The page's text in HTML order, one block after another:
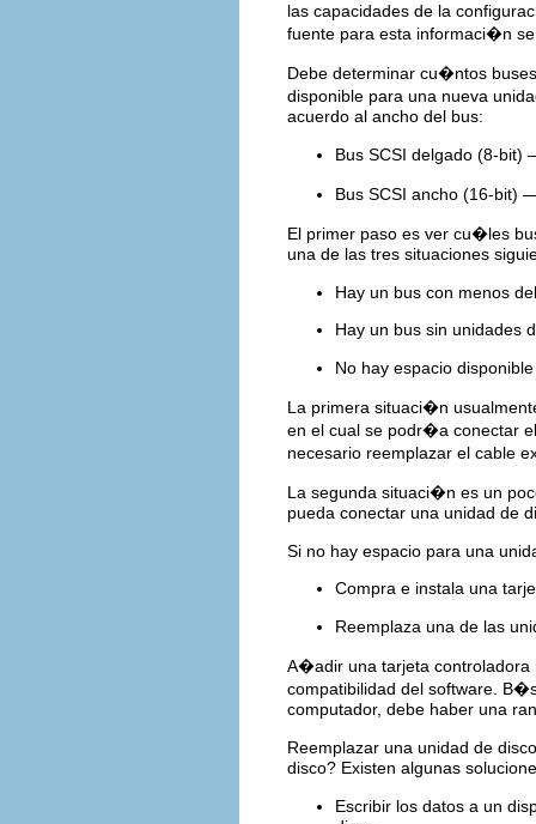
las capacidades de la
fuente para esta informaci�n
Debe determinar cu�ntos
disponible para una nueva
acuerdo al ancho del bus:
Bus SCSI delgado (8-
Bus SCSI ancho (16-bit)
El primer paso es ver cu�les
una de las tres situaciones
Hay un bus con menos
Hay un bus sin unidades
No hay espacio
La primera situaci�n
en el cual se podr�a conectar
necesario reemplazar el cable
La segunda situaci�n es un
pueda conectar una unidad de
Si no hay espacio para una
Compra e instala una
Reemplaza una de las
A�adir una tarjeta controladora
compatibilidad del software.
computador, debe haber una
Reemplazar una unidad de
disco? Existen algunas
Escribir los datos a un